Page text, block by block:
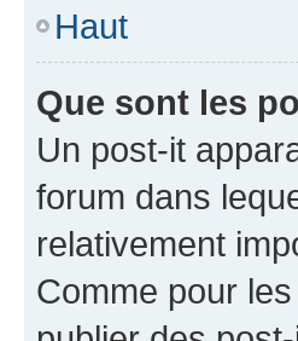
Haut
Que sont les
Un post-it
forum dans
relativement
Comme pour